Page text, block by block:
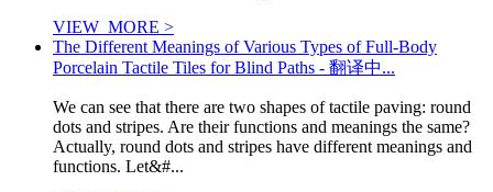
VIEW_MORE >
The Different Meanings of Various Types of Full-Body
Porcelain Tactile Tiles for Blind Paths - 翻译中...
We can see that there are two shapes of tactile paving: round
dots and stripes. Are their functions and meanings the same?
Actually, round dots and stripes have different meanings and
functions. Let&#...